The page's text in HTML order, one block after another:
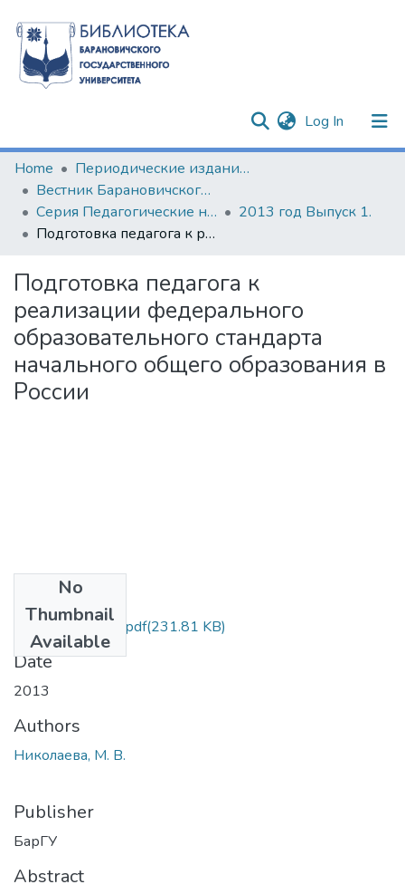
Log In (current)
Communities & Collections
All of DSpace
Statistics
Home
Периодические издания БарГУ
Вестник Барановичского государственного университета
Серия Педагогические науки. Психологические науки. Филологические науки (литературоведение)
2013 год Выпуск 1.
Подготовка педагога к реализации федерального образовательного стандарта начального общего образования в России
Подготовка педагога к
реализации федерального
образовательного стандарта
начального общего образования в
России
No
Thumbnail
Available
М. В. Николаева.pdf(231.81 KB)
Date
2013
Authors
Николаева, М. В.
Publisher
БарГУ
Abstract